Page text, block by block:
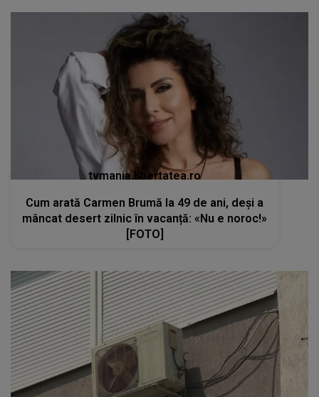
tvmania.libertatea.ro
Cum arată Carmen Brumă la 49 de ani, deși a
mâncat desert zilnic în vacanță: «Nu e noroc!»
[FOTO]